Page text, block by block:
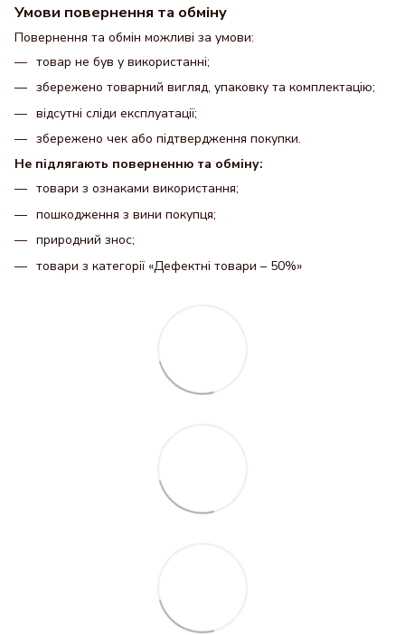
Умови повернення та обміну
Повернення та обмін можливі за умови:
товар не був у використанні;
збережено товарний вигляд, упаковку та комплектацію;
відсутні сліди експлуатації;
збережено чек або підтвердження покупки.
Не підлягають поверненню та обміну:
товари з ознаками використання;
пошкодження з вини покупця;
природний знос;
товари з категорії «Дефектні товари – 50%»